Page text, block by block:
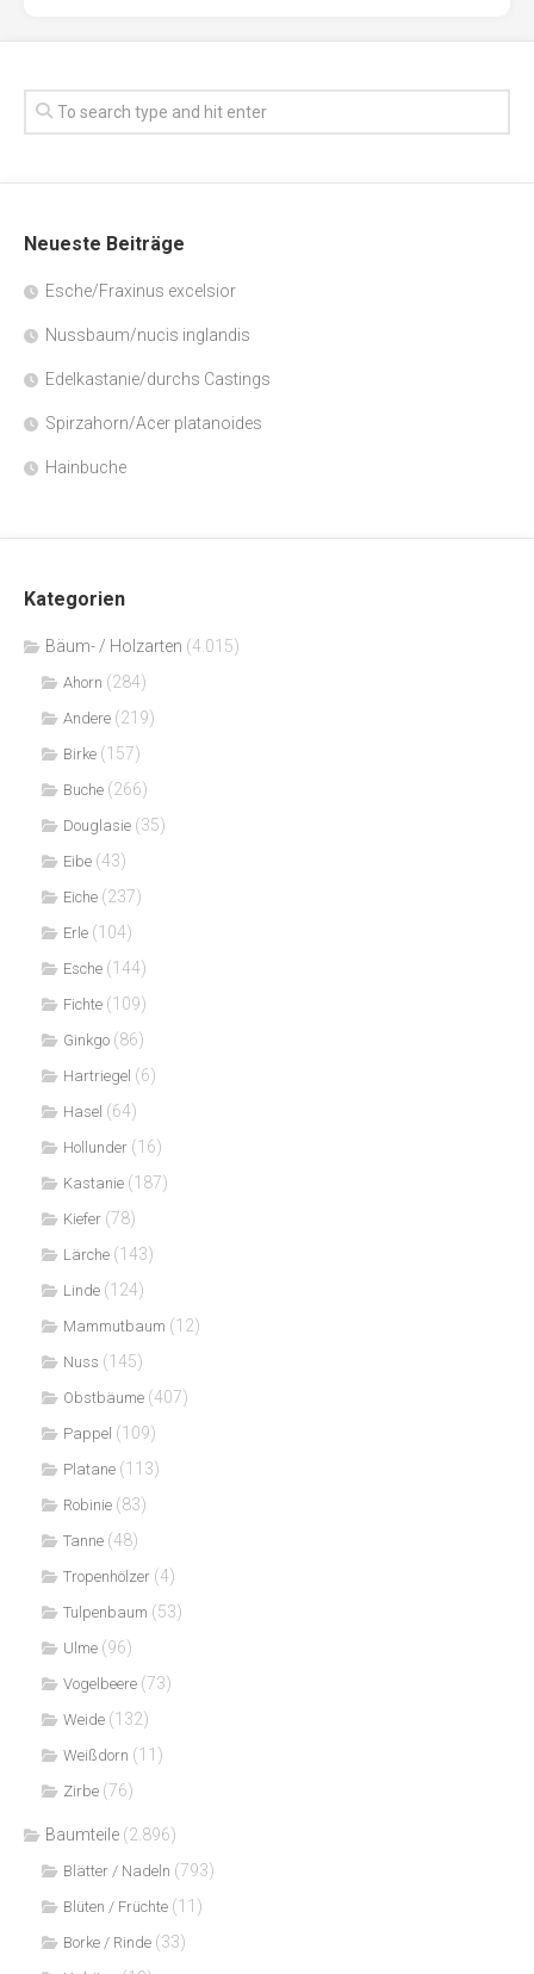
Neueste Beiträge
Esche/Fraxinus excelsior
Nussbaum/nucis inglandis
Edelkastanie/durchs Castings
Spirzahorn/Acer platanoides
Hainbuche
Kategorien
Bäum- / Holzarten (4.015)
Ahorn (284)
Andere (219)
Birke (157)
Buche (266)
Douglasie (35)
Eibe (43)
Eiche (237)
Erle (104)
Esche (144)
Fichte (109)
Ginkgo (86)
Hartriegel (6)
Hasel (64)
Hollunder (16)
Kastanie (187)
Kiefer (78)
Lärche (143)
Linde (124)
Mammutbaum (12)
Nuss (145)
Obstbäume (407)
Pappel (109)
Platane (113)
Robinie (83)
Tanne (48)
Tropenhölzer (4)
Tulpenbaum (53)
Ulme (96)
Vogelbeere (73)
Weide (132)
Weißdorn (11)
Zirbe (76)
Baumteile (2.896)
Blätter / Nadeln (793)
Blüten / Früchte (11)
Borke / Rinde (33)